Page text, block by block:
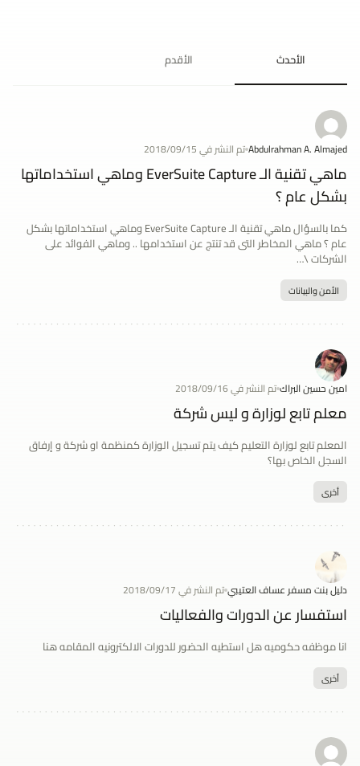
الأحدث الأقدم
Abdulrahman A. Almajedتم النشر في 2018/09/15
ماهي تقنية الـ EverSuite Capture وماهي استخداماتها
بشكل عام ؟
كما بالسؤال ماهي تقنية الـ EverSuite Capture وماهي استخداماتها بشكل
عام ؟ ماهي المخاطر التى قد تنتج عن استخدامها .. وماهي الفوائد على
الشركات \…
الأمن والبيانات
امين حسين البراكتم النشر في 2018/09/16
معلم تابع لوزارة و ليس شركة
المعلم تابع لوزارة التعليم كيف يتم تسجيل الوزارة كمنظمة او شركة و إرفاق
السجل الخاص بها؟
أخرى
دليل بنت مسفر عساف العتيبيتم النشر في 2018/09/17
استفسار عن الدورات والفعاليات
انا موظفه حكوميه هل استطيه الحضور للدورات الالكترونيه المقامه هنا
أخرى